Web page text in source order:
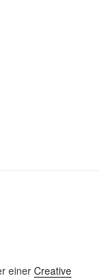
einer Creative